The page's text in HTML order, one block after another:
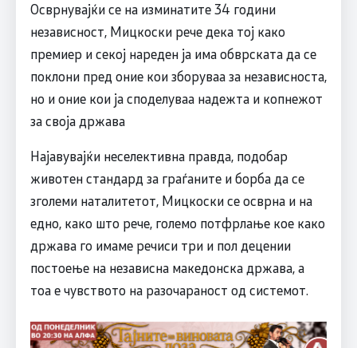
Осврнувајќи се на изминатите 34 години
независност, Мицкоски рече дека тој како
премиер и секој нареден ја има обврската да се
поклони пред оние кои зборуваа за независноста,
но и оние кои ја споделуваа надежта и копнежот
за своја држава
Најавувајќи неселективна правда, подобар
животен стандард за граѓаните и борба да се
зголеми наталитетот, Мицкоски се осврна и на
едно, како што рече, големо потфрлање кое како
држава го имаме речиси три и пол децении
постоење на независна македонска држава, а
тоа е чувството на разочараност од системот.